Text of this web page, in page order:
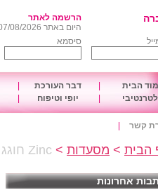
הרשמה לאתר
היום באתר 07/08/2026
סיסמא
הבית דבר העורכת
יופי וטיפוח
קשר
הבית > מסעדות > Zinc חוגג 5 עם תפריט חדש ומרגש!
אחרונות